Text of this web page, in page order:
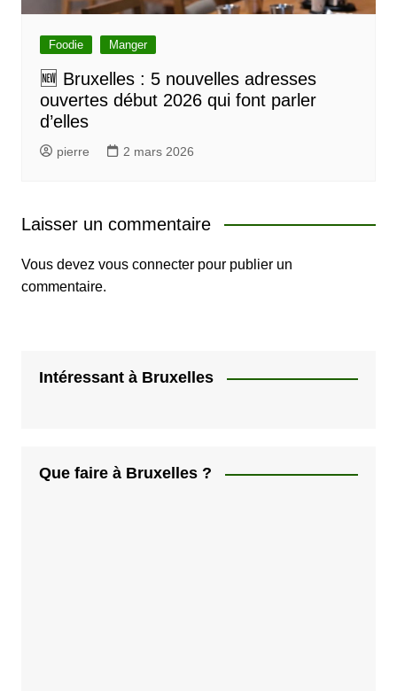
Foodie Manger
🆕 Bruxelles : 5 nouvelles adresses
ouvertes début 2026 qui font parler
d’elles
pierre 2 mars 2026
Laisser un commentaire
Vous devez vous connecterpour publier un
commentaire.
Intéressant à Bruxelles
Que faire à Bruxelles ?